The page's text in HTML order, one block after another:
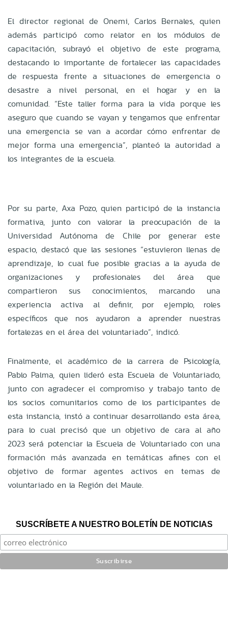
El director regional de Onemi, Carlos Bernales, quien
además participó como relator en los módulos de
capacitación, subrayó el objetivo de este programa,
destacando lo importante de fortalecer las capacidades
de respuesta frente a situaciones de emergencia o
desastre a nivel personal, en el hogar y en la
comunidad. “Este taller forma para la vida porque les
aseguro que cuando se vayan y tengamos que enfrentar
una emergencia se van a acordar cómo enfrentar de
mejor forma una emergencia”, planteó la autoridad a
los integrantes de la escuela.
Por su parte, Axa Pozo, quien participó de la instancia
formativa, junto con valorar la preocupación de la
Universidad Autónoma de Chile por generar este
espacio, destacó que las sesiones “estuvieron llenas de
aprendizaje, lo cual fue posible gracias a la ayuda de
organizaciones y profesionales del área que
compartieron sus conocimientos, marcando una
experiencia activa al definir, por ejemplo, roles
específicos que nos ayudaron a aprender nuestras
fortalezas en el área del voluntariado”, indicó.
Finalmente, el académico de la carrera de Psicología,
Pablo Palma, quien lideró esta Escuela de Voluntariado,
junto con agradecer el compromiso y trabajo tanto de
los socios comunitarios como de los participantes de
esta instancia, instó a continuar desarrollando esta área,
para lo cual precisó que un objetivo de cara al año
2023 será potenciar la Escuela de Voluntariado con una
formación más avanzada en temáticas afines con el
objetivo de formar agentes activos en temas de
voluntariado en la Región del Maule.
SUSCRÍBETE A NUESTRO BOLETÍN DE NOTICIAS